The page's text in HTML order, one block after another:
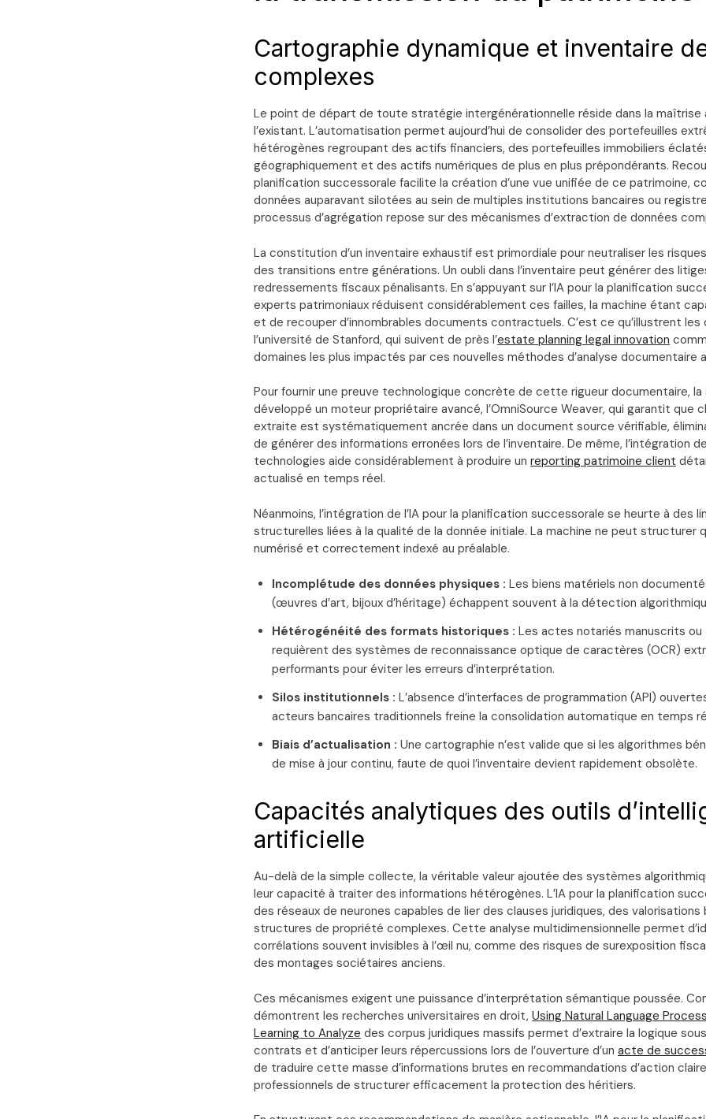
Cartographie dynamique et inventaire
complexes
Le point de départ de toute stratégie intergénérationnelle réside dans la maîtrise
l’existant. L’automatisation permet aujourd’hui de consolider des portefeuilles
hétérogènes regroupant des actifs financiers, des portefeuilles immobiliers
géographiquement et des actifs numériques de plus en plus prépondérants.
planification successorale facilite la création d’une vue unifiée de ce patrimoine,
données auparavant silotées au sein de multiples institutions bancaires ou
processus d’agrégation repose sur des mécanismes d’extraction de données
La constitution d’un inventaire exhaustif est primordiale pour neutraliser les
des transitions entre générations. Un oubli dans l’inventaire peut générer des
redressements fiscaux pénalisants. En s’appuyant sur l’IA pour la planification
experts patrimoniaux réduisent considérablement ces failles, la machine étant
et de recouper d’innombrables documents contractuels. C’est ce qu’illustrent les
l’université de Stanford, qui suivent de près l’estate planning legal innovation
domaines les plus impactés par ces nouvelles méthodes d’analyse documentaire
Pour fournir une preuve technologique concrète de cette rigueur documentaire,
développé un moteur propriétaire avancé, l’OmniSource Weaver, qui garantit que
extraite est systématiquement ancrée dans un document source vérifiable,
de générer des informations erronées lors de l’inventaire. De même, l’intégration
technologies aide considérablement à produire un reporting patrimoine client
actualisé en temps réel.
Néanmoins, l’intégration de l’IA pour la planification successorale se heurte à des
structurelles liées à la qualité de la donnée initiale. La machine ne peut structurer
numérisé et correctement indexé au préalable.
Incomplétude des données physiques : Les biens matériels non
(œuvres d’art, bijoux d’héritage) échappent souvent à la détection
Hétérogénéité des formats historiques : Les actes notariés manuscrits ou
requièrent des systèmes de reconnaissance optique de caractères (OCR)
performants pour éviter les erreurs d’interprétation.
Silos institutionnels : L’absence d’interfaces de programmation (API)
acteurs bancaires traditionnels freine la consolidation automatique en temps
Biais d’actualisation : Une cartographie n’est valide que si les algorithmes
de mise à jour continu, faute de quoi l’inventaire devient rapidement obsolète.
Capacités analytiques des outils
artificielle
Au-delà de la simple collecte, la véritable valeur ajoutée des systèmes
leur capacité à traiter des informations hétérogènes. L’IA pour la planification
des réseaux de neurones capables de lier des clauses juridiques, des
structures de propriété complexes. Cette analyse multidimensionnelle permet
corrélations souvent invisibles à l’œil nu, comme des risques de surexposition
des montages sociétaires anciens.
Ces mécanismes exigent une puissance d’interprétation sémantique poussée.
démontrent les recherches universitaires en droit, Using Natural Language
Learning to Analyze des corpus juridiques massifs permet d’extraire la logique
contrats et d’anticiper leurs répercussions lors de l’ouverture d’un acte de
de traduire cette masse d’informations brutes en recommandations d’action
professionnels de structurer efficacement la protection des héritiers.